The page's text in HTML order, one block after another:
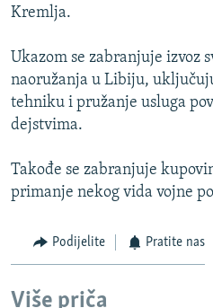
INFOGRAFIKE
KINA NA BALKANU
ISPRIČAJ MI
DNEVNO@RSE
VIŠE OD NASLOVA
GENOCID U SREBRENICI
POPLAVE I KLIZIŠTA U BIH 2024.
POST SCRIPTUM
PRATITE NAS
Kremlja.
Ukazom se zabranjuje izvoz
naoružanja u Libiju,
tehniku i pružanje usluga
dejstvima.
Takođe se zabranjuje
primanje nekog vida vojne
Podijelite Pratite nas
Više priča